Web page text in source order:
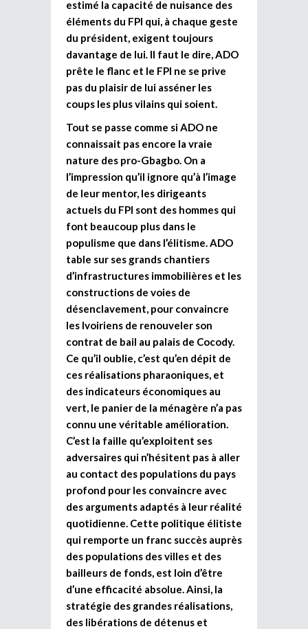
estimé la capacité de nuisance des
éléments du FPI qui, à chaque geste
du président, exigent toujours
davantage de lui. Il faut le dire, ADO
prête le flanc et le FPI ne se prive
pas du plaisir de lui asséner les
coups les plus vilains qui soient.
Tout se passe comme si ADO ne
connaissait pas encore la vraie
nature des pro-Gbagbo. On a
l’impression qu’il ignore qu’à l’image
de leur mentor, les dirigeants
actuels du FPI sont des hommes qui
font beaucoup plus dans le
populisme que dans l’élitisme. ADO
table sur ses grands chantiers
d’infrastructures immobilières et les
constructions de voies de
désenclavement, pour convaincre
les Ivoiriens de renouveler son
contrat de bail au palais de Cocody.
Ce qu’il oublie, c’est qu’en dépit de
ces réalisations pharaoniques, et
des indicateurs économiques au
vert, le panier de la ménagère n’a pas
connu une véritable amélioration.
C’est la faille qu’exploitent ses
adversaires qui n’hésitent pas à aller
au contact des populations du pays
profond pour les convaincre avec
des arguments adaptés à leur réalité
quotidienne. Cette politique élitiste
qui remporte un franc succès auprès
des populations des villes et des
bailleurs de fonds, est loin d’être
d’une efficacité absolue. Ainsi, la
stratégie des grandes réalisations,
des libérations de détenus et